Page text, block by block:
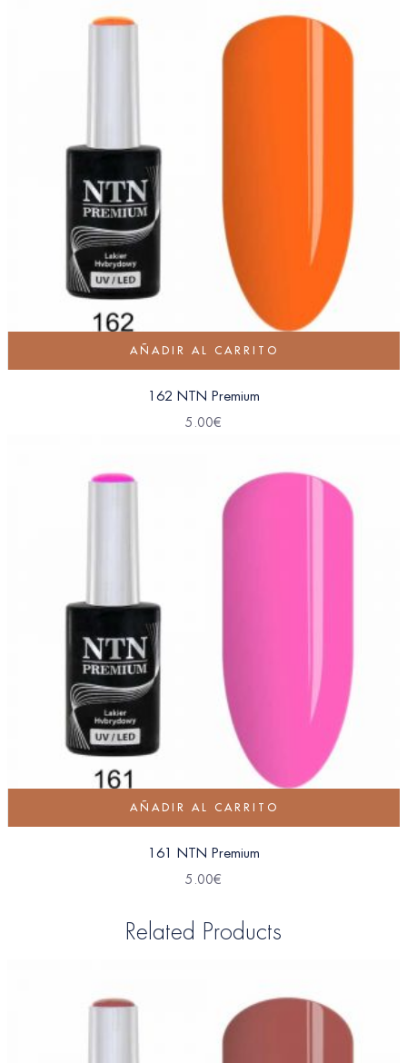
AÑADIR AL CARRITO
162 NTN Premium
5.00€
AÑADIR AL CARRITO
161 NTN Premium
5.00€
Related Products